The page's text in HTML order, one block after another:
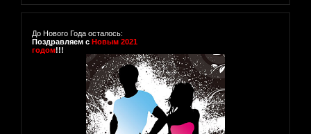
До Нового Года осталось:
Поздравляем с Новым 2021
годом!!!